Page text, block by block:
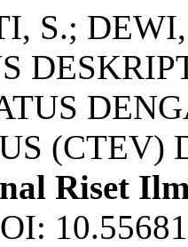
S.;
(CTEV)
Riset